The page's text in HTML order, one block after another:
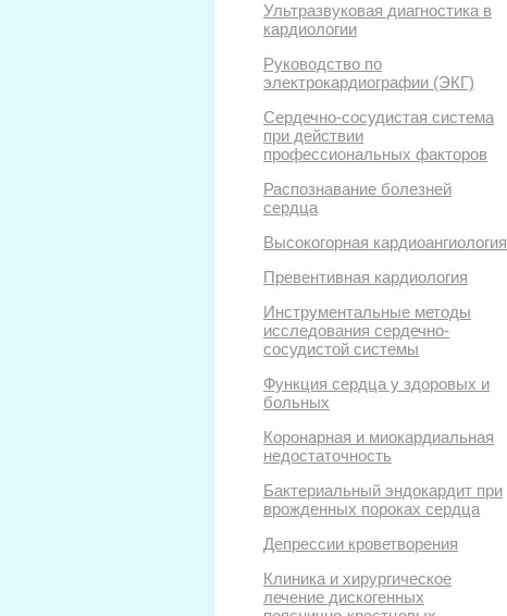
Ультразвуковая диагностика в
кардиологии
Руководство по
электрокардиографии (ЭКГ)
Сердечно-сосудистая система
при действии
профессиональных факторов
Распознавание болезней
сердца
Высокогорная кардиоангиология
Превентивная кардиология
Инструментальные методы
исследования сердечно-
сосудистой системы
Функция сердца у здоровых и
больных
Коронарная и миокардиальная
недостаточность
Бактериальный эндокардит при
врожденных пороках сердца
Депрессии кроветворения
Клиника и хирургическое
лечение дискогенных